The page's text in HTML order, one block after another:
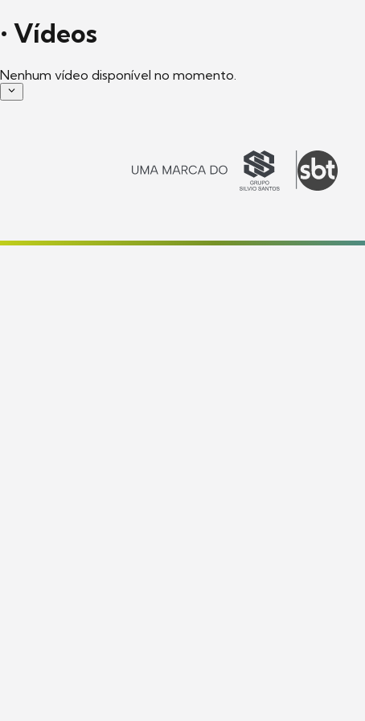
• Vídeos
Nenhum vídeo disponível no momento.